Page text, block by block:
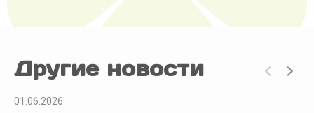
Другие новости
01.06.2026